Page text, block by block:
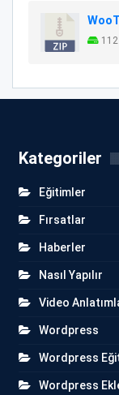
Kategoriler
Eğitimler
Fırsatlar
Haberler
Nasıl Yapılır
Video
Wordpress
Wordpress
Wordpress